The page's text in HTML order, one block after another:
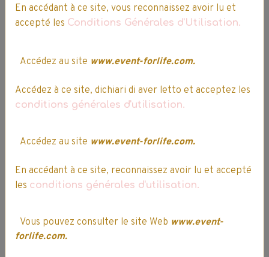
Science & Jeu -
Mécanique -
2 votes.
29,74€ TTC
EDUC TOYS - Ma
en bois -
facilement les
multiplications et
En accédant à ce site, vous reconnaissez avoir lu et
accepté les Conditions Générales d'Utilisation.
Accédez au site www.event-forlife.com.
Accédez à ce site, dichiari di aver letto et acceptez les
conditions générales d'utilisation.
Accédez au site www.event-forlife.com.
En accédant à ce site, reconnaissez avoir lu et accepté
les conditions générales d'utilisation.
Vous pouvez consulter le site Web www.event-
forlife.com.